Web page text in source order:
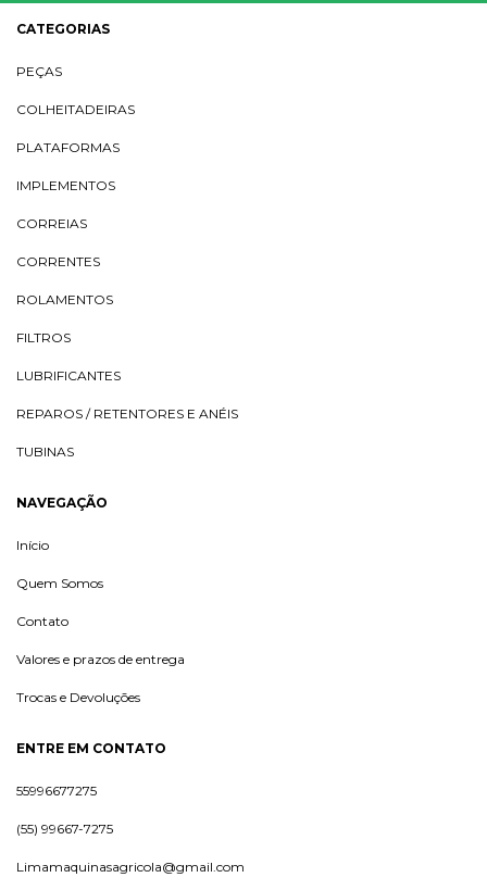
CATEGORIAS
PEÇAS
COLHEITADEIRAS
PLATAFORMAS
IMPLEMENTOS
CORREIAS
CORRENTES
ROLAMENTOS
FILTROS
LUBRIFICANTES
REPAROS / RETENTORES E ANÉIS
TUBINAS
NAVEGAÇÃO
Início
Quem Somos
Contato
Valores e prazos de entrega
Trocas e Devoluções
ENTRE EM CONTATO
55996677275
(55) 99667-7275
Limamaquinasagricola@gmail.com